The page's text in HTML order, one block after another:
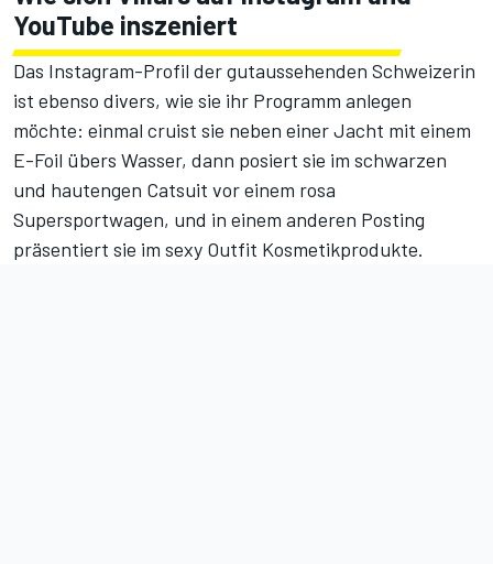
YouTube inszeniert
Das Instagram-Profil der gutaussehenden Schweizerin
ist ebenso divers, wie sie ihr Programm anlegen
möchte: einmal cruist sie neben einer Jacht mit einem
E-Foil übers Wasser, dann posiert sie im schwarzen
und hautengen Catsuit vor einem rosa
Supersportwagen, und in einem anderen Posting
präsentiert sie im sexy Outfit Kosmetikprodukte.